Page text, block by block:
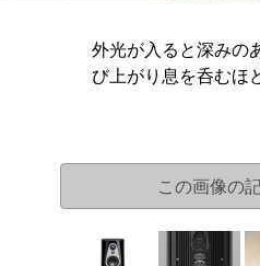
外光が入ると深みの
び上がり息を呑むほ
この画像の